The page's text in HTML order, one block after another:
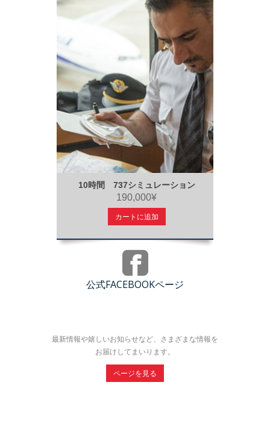
10時間 737シミュレーション
190,000¥
カートに追加
公式FACEBOOKページ
最新情報や嬉しいお知らせなど、さまざまな情報を
お届けしてまいります。
ページを見る